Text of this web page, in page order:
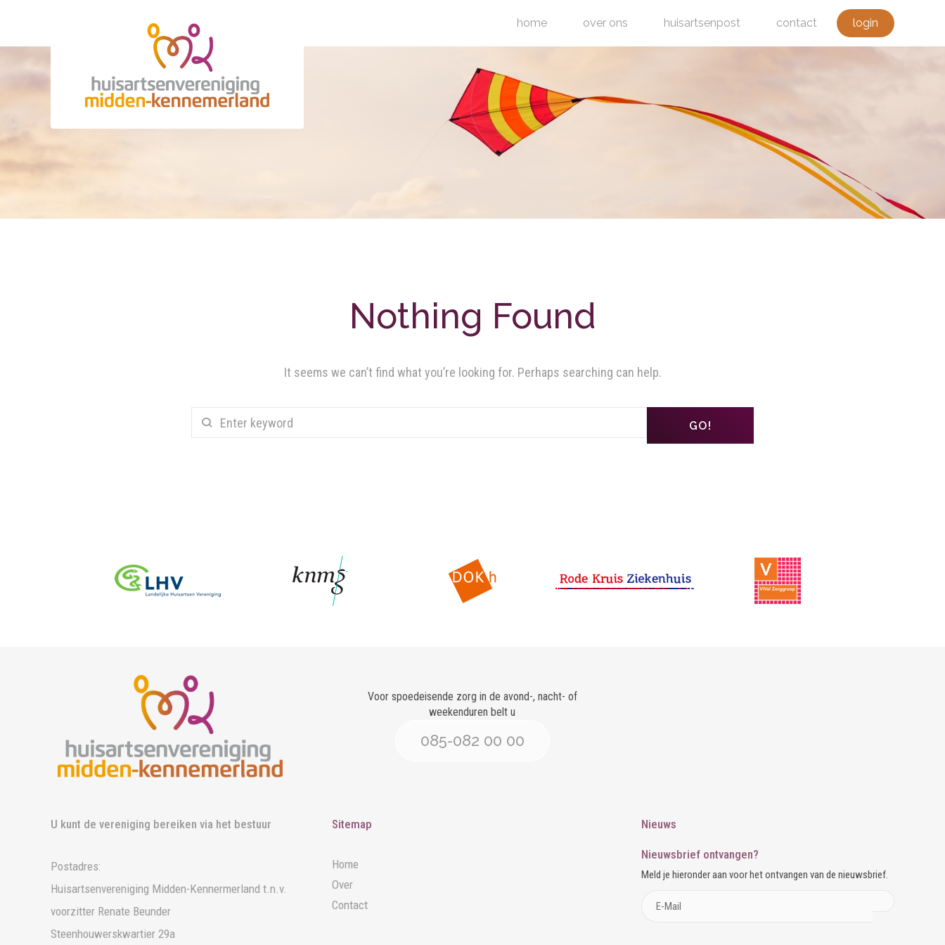
home over ons huisartsenpost contact login
Nothing Found
It seems we can’t find what you’re looking for. Perhaps searching can help.
GO!
Voor spoedeisende zorg in de avond-, nacht- of
weekenduren belt u
085-082 00 00
U kunt de vereniging bereiken via het bestuur
Postadres:
Huisartsenvereniging Midden-Kennermerland t.n.v.
voorzitter Renate Beunder
Steenhouwerskwartier 29a
Sitemap
Home
Over
Contact
Nieuws
Nieuwsbrief ontvangen?
Meld je hieronder aan voor het ontvangen van de nieuwsbrief.